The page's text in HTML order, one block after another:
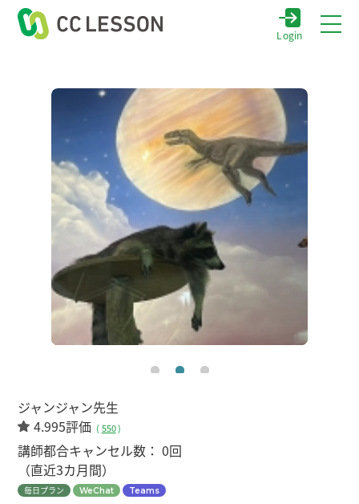
Login
ジャンジャン先生
4.995評価 ( 550)
講師都合キャンセル数：0回
（直近3カ月間）
毎日プラン WeChat Teams